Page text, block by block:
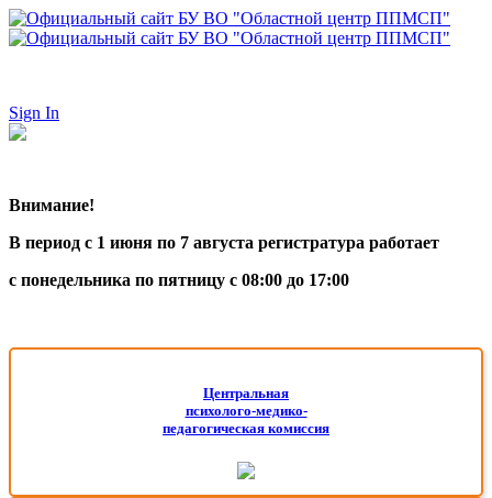
Sign In
Внимание!
В период с 1 июня по 7 августа регистратура работает
с понедельника по пятницу с 08:00 до 17:00
Центральная
психолого-медико-
педагогическая комиссия